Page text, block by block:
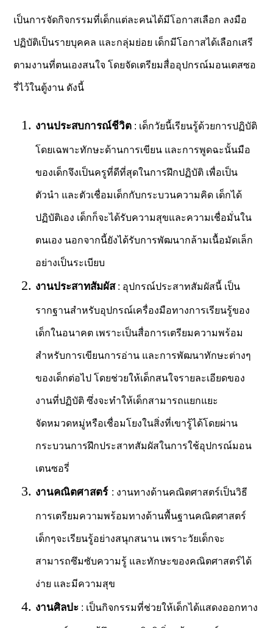
เป็นการจัดกิจกรรมที่เด็กแต่ละคนได้มีโอกาสเลือก ลงมือ
ปฏิบัติเป็นรายบุคคล และกลุ่มย่อย เด็กมีโอกาสได้เลือกเสรี
ตามงานที่ตนเองสนใจ โดยจัดเตรียมสื่ออุปกรณ์มอนเตสซอ
รี่ไว้ในตู้งาน ดังนี้
งานประสบการณ์ชีวิต : เด็กวัยนี้เรียนรู้ด้วยการปฏิบัติ
โดยเฉพาะทักษะด้านการเขียน และการพูดฉะนั้นมือ
ของเด็กจึงเป็นครูที่ดีที่สุดในการฝึกปฏิบัติ เพื่อเป็น
ตัวนำ และตัวเชื่อมเด็กกับกระบวนความคิด เด็กได้
ปฏิบัติเอง เด็กก็จะได้รับความสุขและความเชื่อมั่นใน
ตนเอง นอกจากนี้ยังได้รับการพัฒนากล้ามเนื้อมัดเล็ก
อย่างเป็นระเบียบ
งานประสาทสัมผัส: อุปกรณ์ประสาทสัมผัสนี้ เป็น
รากฐานสำหรับอุปกรณ์เครื่องมือทางการเรียนรู้ของ
เด็กในอนาคต เพราะเป็นสื่อการเตรียมความพร้อม
สำหรับการเขียนการอ่าน และการพัฒนาทักษะต่างๆ
ของเด็กต่อไป โดยช่วยให้เด็กสนใจรายละเอียดของ
งานที่ปฏิบัติ ซึ่งจะทำให้เด็กสามารถแยกแยะ
จัดหมวดหมู่หรือเชื่อมโยงในสิ่งที่เขารู้ได้โดยผ่าน
กระบวนการฝึกประสาทสัมผัสในการใช้อุปกรณ์มอน
เตนซอรี่
งานคณิตศาสตร์ : งานทางด้านคณิตศาสตร์เป็นวิธี
การเตรียมความพร้อมทางด้านพื้นฐานคณิตศาสตร์
เด็กๆจะเรียนรู้อย่างสนุกสนาน เพราะวัยเด็กจะ
สามารถซึมซับความรู้ และทักษะของคณิตศาสตร์ได้
ง่าย และมีความสุข
งานศิลปะ : เป็นกิจกรรมที่ช่วยให้เด็กได้แสดงออกทาง